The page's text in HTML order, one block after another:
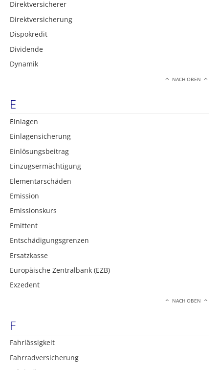
Direktversicherer
Direktversicherung
Dispokredit
Dividende
Dynamik
NACH OBEN
E
Einlagen
Einlagensicherung
Einlösungsbeitrag
Einzugsermächtigung
Elementarschäden
Emission
Emissionskurs
Emittent
Entschädigungsgrenzen
Ersatzkasse
Europäische Zentralbank (EZB)
Exzedent
NACH OBEN
F
Fahrlässigkeit
Fahrradversicherung